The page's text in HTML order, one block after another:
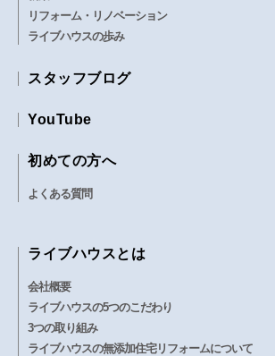
リフォーム・リノベーション
ライブハウスの歩み
スタッフブログ
YouTube
初めての方へ
よくある質問
ライブハウスとは
会社概要
ライブハウスの5つのこだわり
3つの取り組み
ライブハウスの無添加住宅リフォームについて